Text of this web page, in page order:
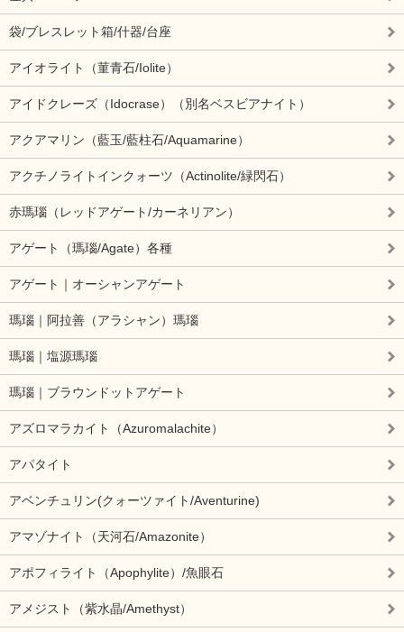
袋/ブレスレット箱/什器/台座
アイオライト（菫青石/Iolite）
アイドクレーズ（Idocrase）（別名ベスビアナイト）
アクアマリン（藍玉/藍柱石/Aquamarine）
アクチノライトインクォーツ（Actinolite/緑閃石）
赤瑪瑙（レッドアゲート/カーネリアン）
アゲート（瑪瑙/Agate）各種
アゲート｜オーシャンアゲート
瑪瑙｜阿拉善（アラシャン）瑪瑙
瑪瑙｜塩源瑪瑙
瑪瑙｜ブラウンドットアゲート
アズロマラカイト（Azuromalachite）
アパタイト
アベンチュリン(クォーツァイト/Aventurine)
アマゾナイト（天河石/Amazonite）
アポフィライト（Apophylite）/魚眼石
アメジスト（紫水晶/Amethyst）